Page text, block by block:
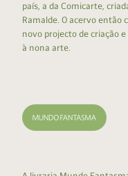
país, a da Comicarte,
Ramalde. O acervo então
novo projecto de criação
à nona arte.